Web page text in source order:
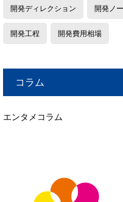
開発ディレクション 開発ノ
開発工程 開発費用相場
コラム
エンタメコラム